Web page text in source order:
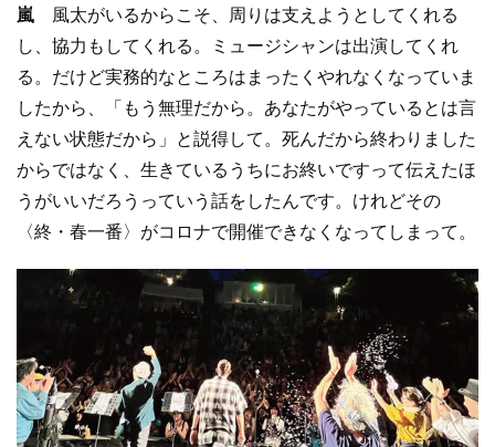
嵐 風太がいるからこそ、周りは支えようとしてくれる
し、協力もしてくれる。ミュージシャンは出演してくれ
る。だけど実務的なところはまったくやれなくなっていま
したから、「もう無理だから。あなたがやっているとは言
えない状態だから」と説得して。死んだから終わりました
からではなく、生きているうちにお終いですって伝えたほ
うがいいだろうっていう話をしたんです。けれどその
〈終・春一番〉がコロナで開催できなくなってしまって。